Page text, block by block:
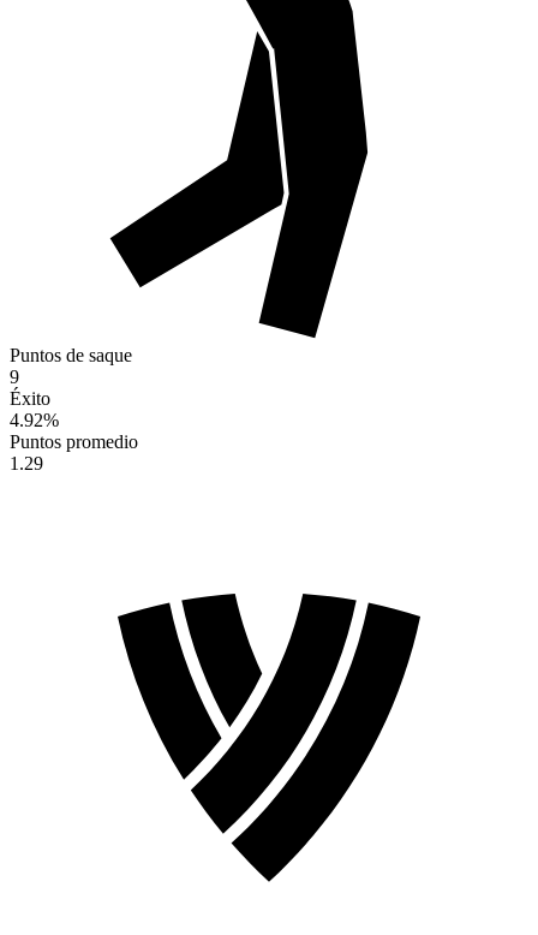
Puntos de saque
9
Éxito
4.92%
Puntos promedio
1.29